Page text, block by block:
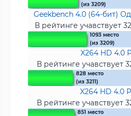
(из 3209)
Geekbench 4.0 (64-бит)
В рейтинге учавствует
1093 место
(из 3209)
X264 HD 4.0
В рейтинге учавствует
828 место
(из 3211)
X264 HD 4.0
В рейтинге учавствует
851 место